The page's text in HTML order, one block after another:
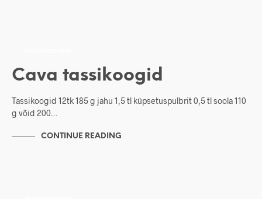
Cava tassikoogid
Tassikoogid 12tk 185 g jahu 1,5 tl küpsetuspulbrit 0,5 tl soola 110
g võid 200…
CONTINUE READING